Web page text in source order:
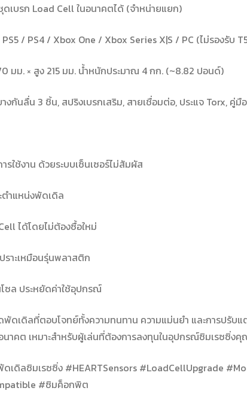
เบรก Load Cell ในอนาคตได้ (จำหน่ายแยก)
/ PS4 / Xbox One / Xbox Series X|S / PC (ไม่รองรับ
มม. × สูง 215 มม. น้ำหนักประมาณ 4 กก. (~8.82 ปอนด์)
นลื่น 3 ชิ้น, สปริงเบรกเสริม, สายเชื่อมต่อ, ประแจ Torx, คู่มื
รใช้งาน ด้วยระบบเซ็นเซอร์ไม่สัมผัส
ตำแหน่งพัดเดิล
ได้โดยไม่ต้องซื้อใหม่
ราะเหมือนรุ่นพลาสติก
ซล ประหยัดค่าใช้อุปกรณ์
เดิลที่ตอบโจทย์ทั้งความทนทาน ความแม่นยำ และการปรับแต่
นาคต เหมาะสำหรับผู้เล่นที่ต้องการลงทุนในอุปกรณ์ซิมเรซซิ่ง
เดิลซิมเรซซิ่ง #HEARTSensors #LoadCellUpgrade
#ซิมค็อกพิต